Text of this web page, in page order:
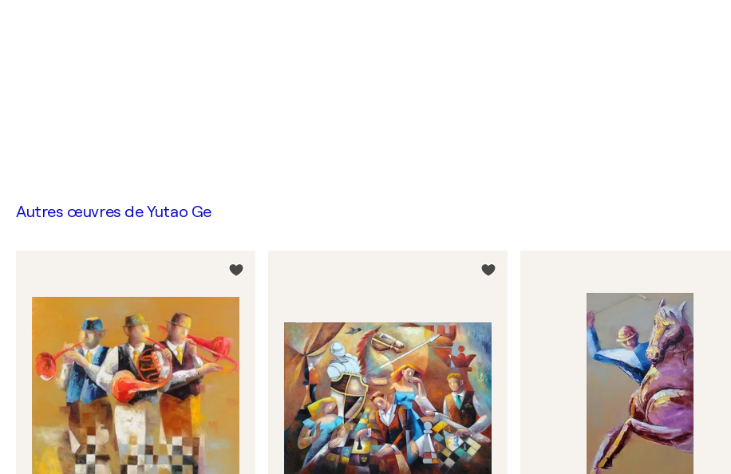
Autres œuvres deYutao Ge